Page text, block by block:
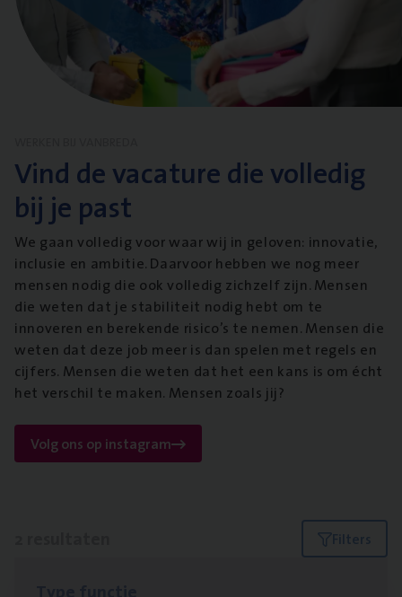
Vind de vacature die volledig
bij je past
We gaan volledig voor waar wij in geloven: innovatie,
inclusie en ambitie. Daarvoor hebben we nog meer
mensen nodig die ook volledig zichzelf zijn. Mensen
die weten dat je stabiliteit nodig hebt om te
innoveren en berekende risico’s te nemen. Mensen die
weten dat deze job meer is dan spelen met regels en
cijfers. Mensen die weten dat het een kans is om écht
het verschil te maken. Mensen zoals jij?
Volg ons op instagram
Filters